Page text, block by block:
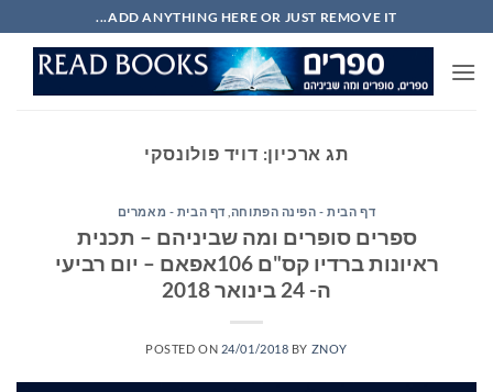
to
content
ADD ANYTHING HERE OR JUST REMOVE IT...
תג ארכיון: דויד פולונסקי
דף הבית - הפינה הפתוחה דף הבית - מאמרים
ספרים סופרים ומה שביניהם – תכנית
ראיונות ברדיו קס"ם 106אפאם – יום רביעי
ה- 24 בינואר 2018
POSTED ON 24/01/2018 BY ZNOY